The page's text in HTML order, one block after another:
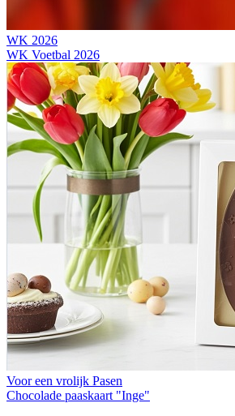
WK 2026
WK Voetbal 2026
Voor een vrolijk Pasen
Chocolade paaskaart "Inge"